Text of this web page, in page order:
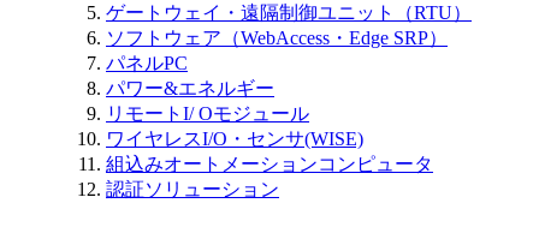
ゲートウェイ・遠隔制御ユニット（RTU）
ソフトウェア（WebAccess・Edge SRP）
パネルPC
パワー&エネルギー
リモートI/ Oモジュール
ワイヤレスI/O・センサ(WISE)
組込みオートメーションコンピュータ
認証ソリューション